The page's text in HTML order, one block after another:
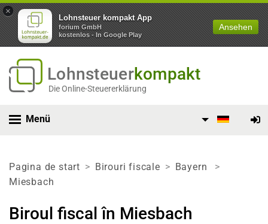
×
Lohnsteuer kompakt App
forium GmbH
kostenlos - In Google Play
Ansehen
Lohnsteuerkompakt
Die Online-Steuererklärung
Menü
Pagina de start Birouri fiscale
Bayern
Miesbach
Biroul fiscal în Miesbach